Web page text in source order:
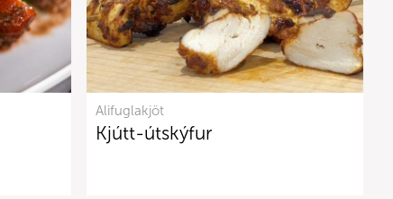
Alifuglakjöt
Kjútt-útskýfur